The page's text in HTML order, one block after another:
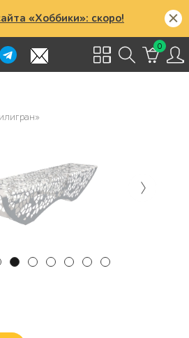
«Хоббики»: скоро!
0